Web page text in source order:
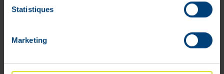
Statistiques
Marketing